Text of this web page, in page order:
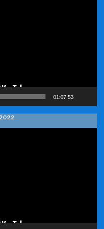
01:07:53